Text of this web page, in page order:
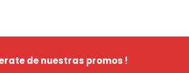
de nuestras promos !